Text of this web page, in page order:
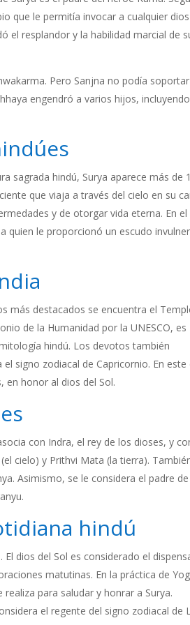
que le permitía invocar a cualquier dios
el resplandor y la habilidad marcial de
Pero Sanjna no podía
engendró a varios hijos,
sagrada hindú, Surya aparece más de
que viaja a través del cielo en su
y de otorgar vida eterna. En el
quien le proporcionó un escudo
más destacados se encuentra el
de la Humanidad por la UNESCO, es
hindú. Los devotos también
signo zodiacal de Capricornio. En este
en honor al dios del Sol.
con Indra, el rey de los dioses, y
cielo) y Prithvi Mata (la tierra).
Asimismo, se le considera el padre
hindú
dios del Sol es considerado el
matutinas. En la práctica de
para saludar y honrar a Surya.
el regente del signo zodiacal de